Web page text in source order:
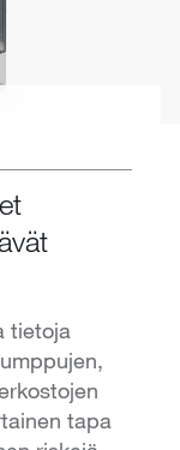
tietoja
tapa